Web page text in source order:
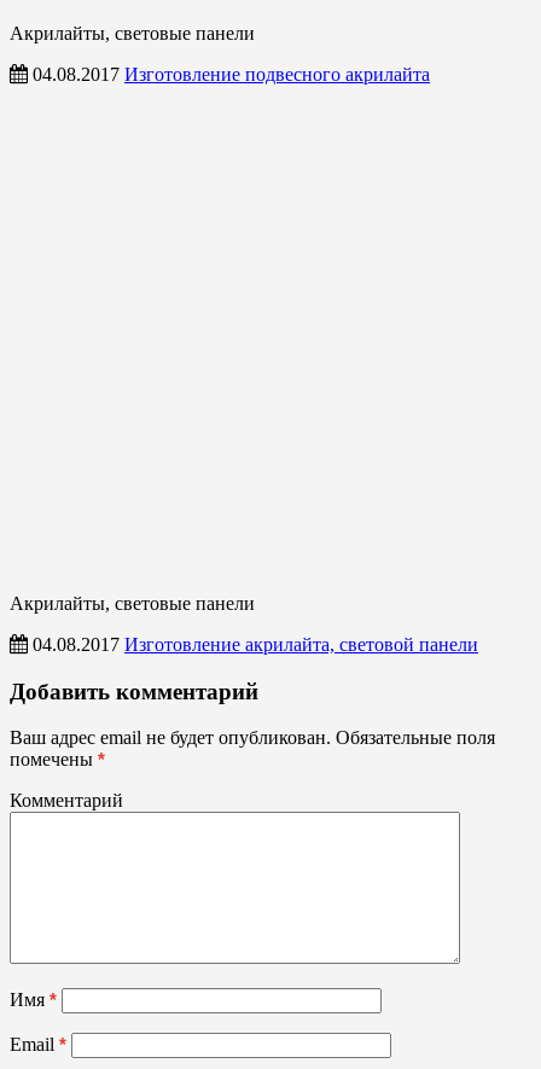
Акрилайты, световые панели
04.08.2017 Изготовление подвесного акрилайта
Акрилайты, световые панели
04.08.2017 Изготовление акрилайта, световой панели
Акрилайты,
световые
панели
Добавить комментарий
Ваш адрес email не будет опубликован. Обязательные поля
помечены *
Комментарий
Имя *
Email *